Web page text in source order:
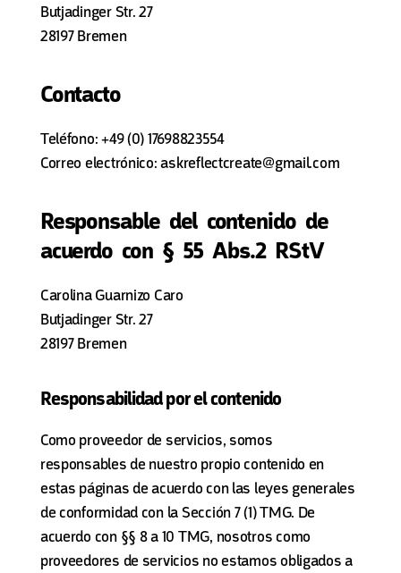
Butjadinger Str. 27
28197 Bremen
Contacto
Teléfono: +49 (0) 17698823554
Correo electrónico: askreflectcreate@gmail.com
Responsable del contenido de
acuerdo con § 55 Abs.2 RStV
Carolina Guarnizo Caro
Butjadinger Str. 27
28197 Bremen
Responsabilidad por el contenido
Como proveedor de servicios, somos
responsables de nuestro propio contenido en
estas páginas de acuerdo con las leyes generales
de conformidad con la Sección 7 (1) TMG. De
acuerdo con §§ 8 a 10 TMG, nosotros como
proveedores de servicios no estamos obligados a